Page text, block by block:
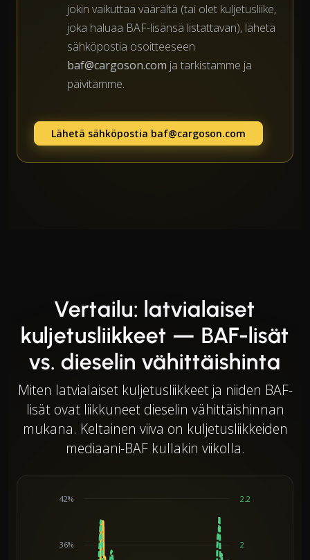
jokin vaikuttaa väärältä (tai olet kuljetusliike,
joka haluaa BAF-lisänsä listattavan), lähetä
sähköpostia osoitteeseen
baf@cargoson.com ja tarkistamme ja
päivitämme.
Lähetä sähköpostia baf@cargoson.com
Vertailu: latvialaiset
kuljetusliikkeet — BAF-lisät
vs. dieselin vähittäishinta
Miten latvialaiset kuljetusliikkeet ja niiden BAF-
lisät ovat liikkuneet dieselin vähittäishinnan
mukana. Keltainen viiva on kuljetusliikkeiden
mediaani-BAF kullakin viikolla.
36%
42%
2
2.2